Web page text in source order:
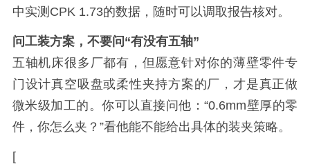
中实测CPK 1.73的数据，随时可以调取报告核对。
问工装方案，不要问“有没有五轴”
五轴机床很多厂都有，但愿意针对你的薄壁零件专
门设计真空吸盘或柔性夹持方案的厂，才是真正做
微米级加工的。你可以直接问他：“0.6mm壁厚的零
件，你怎么夹？”看他能不能给出具体的装夹策略。
[